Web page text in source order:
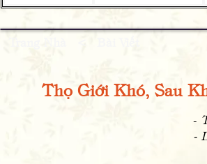
Thọ Giới Khó, Sau
-
-